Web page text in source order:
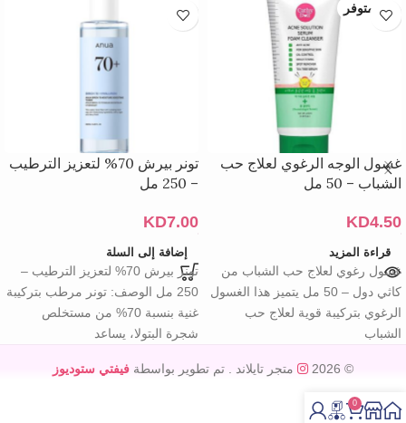
غير متوفر
غسول الوجه الرغوي لعلاج حب
الشباب – 50 مل
KD4.50
قراءة المزيد
غسول رغوي لعلاج حب الشباب من
كاثي دول – 50 مل يتميز هذا الغسول
الرغوي بتركيبة قوية لعلاج حب
الشباب
تونر بيرش 70% لتعزيز الترطيب
– 250 مل
KD7.00
إضافة إلى السلة
تونر بيرش 70% لتعزيز الترطيب –
250 مل الوصف: تونر مرطب بتركيبة
غنية بنسبة 70% من مستخلص
شجرة البتولا، يساعد
© 2026 متجر تايلاند . تم تطوير بواسطة فيفتي ستوديوز
0